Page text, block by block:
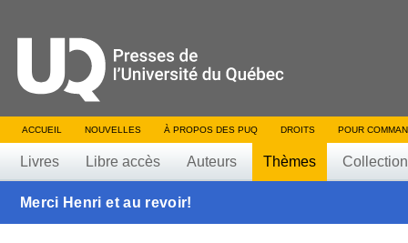
ACCUEIL NOUVELLES À PROPOS DES PUQ DROITS POUR
Livres Libre accès Auteurs Thèmes
Merci Henri et au revoir!